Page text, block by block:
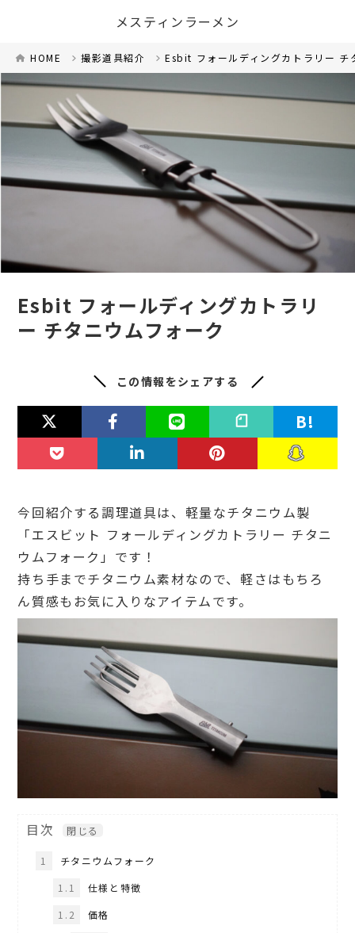
メスティンラーメン
HOME 撮影道具紹介 Esbit フォールディングカトラリー チ
Esbit フォールディングカトラリ
ー チタニウムフォーク
この情報をシェアする
今回紹介する調理道具は、軽量なチタニウム製
「エスビット フォールディングカトラリー チタニ
ウムフォーク」です！
持ち手までチタニウム素材なので、軽さはもちろ
ん質感もお気に入りなアイテムです。
目次
1
チタニウムフォーク
1.1
仕様と特徴
1.2
価格